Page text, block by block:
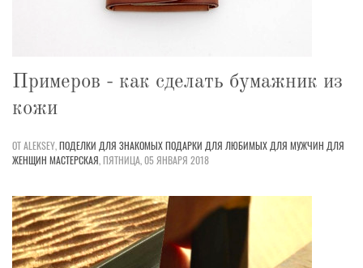
Примеров - как сделать бумажник из
кожи
ОТ ALEKSEY,ПОДЕЛКИ ДЛЯ ЗНАКОМЫХПОДАРКИ ДЛЯ ЛЮБИМЫХ ДЛЯ МУЖЧИН ДЛЯ
ЖЕНЩИН МАСТЕРСКАЯ,ПЯТНИЦА, 05 ЯНВАРЯ 2018